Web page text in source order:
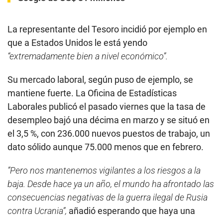
La representante del Tesoro incidió por ejemplo en
que a Estados Unidos le está yendo
“extremadamente bien a nivel económico”.
Su mercado laboral, según puso de ejemplo, se
mantiene fuerte. La Oficina de Estadísticas
Laborales publicó el pasado viernes que la tasa de
desempleo bajó una décima en marzo y se situó en
el 3,5 %, con 236.000 nuevos puestos de trabajo, un
dato sólido aunque 75.000 menos que en febrero.
”Pero nos mantenemos vigilantes a los riesgos a la
baja. Desde hace ya un año, el mundo ha afrontado las
consecuencias negativas de la guerra ilegal de Rusia
contra Ucrania”, añadió esperando que haya una